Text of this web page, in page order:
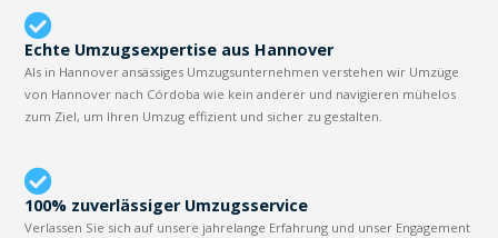
Echte Umzugsexpertise aus Hannover
Als in Hannover ansässiges Umzugsunternehmen verstehen wir Umzüge
von Hannover nach Córdoba wie kein anderer und navigieren mühelos
zum Ziel, um Ihren Umzug effizient und sicher zu gestalten.
100% zuverlässiger Umzugsservice
Verlassen Sie sich auf unsere jahrelange Erfahrung und unser Engagement